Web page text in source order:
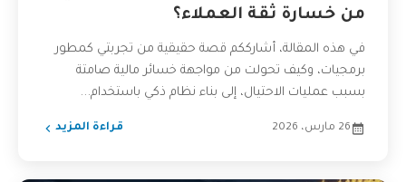
من خسارة ثقة العملاء؟
في هذه المقالة، أشارككم قصة حقيقية من تجربتي كمطور
برمجيات، وكيف تحولت من مواجهة خسائر مالية صامتة
بسبب عمليات الاحتيال، إلى بناء نظام ذكي باستخدام...
26 مارس، 2026 قراءة المزيد